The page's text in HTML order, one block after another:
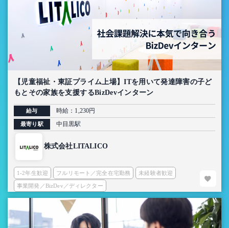
【児童福祉・東証プライム上場】ITを用いて発達障害の子ど
もとその家族を支援するBizDevインターン
給与 時給：1,230円
最寄り駅 中目黒駅
株式会社LITALICO
1-2年生歓迎 フルリモート／完全在宅勤務 未経験者歓迎
事業開発／BizDev／ディレクター